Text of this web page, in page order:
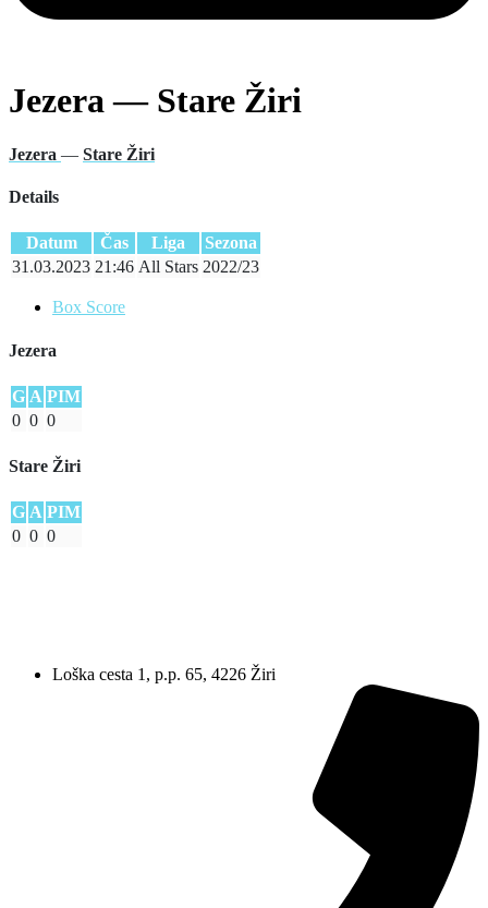
Jezera — Stare Žiri
Jezera — Stare Žiri
Details
Datum Čas Liga
Sezona
31.03.2023 21:46 All Stars 2022/23
Box Score
Jezera
G A PIM
0 0 0
Stare Žiri
G A PIM
0 0 0
Loška cesta 1, p.p. 65, 4226 Žiri